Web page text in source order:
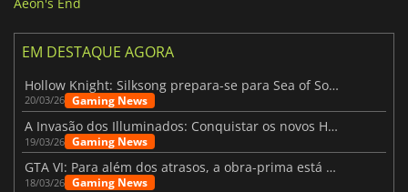
EM DESTAQUE AGORA
Hollow Knight: Silksong prepara-se para Sea of Sorrow com um patch
20/03/26 Gaming News
A Invasão dos Illuminados: Conquistar os novos Helldivers 2 Atualização!
19/03/26 Gaming News
GTA VI: Para além dos atrasos, a obra-prima está quase a chegar
18/03/26 Gaming News